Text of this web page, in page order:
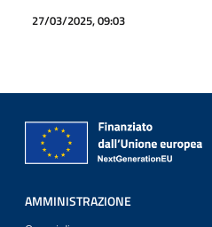
27/03/2025, 09:03
AMMINISTRAZIONE